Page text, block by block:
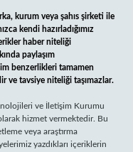
kurum veya şahıs şirketi ile
kendi hazırladığımız
haber niteliği
paylaşım
benzerlikleri tamamen
ve tavsiye niteliği taşımazlar.
ve İletişim Kurumu
hizmet vermektedir. Bu
veya araştırma
yazdıkları içeriklerin